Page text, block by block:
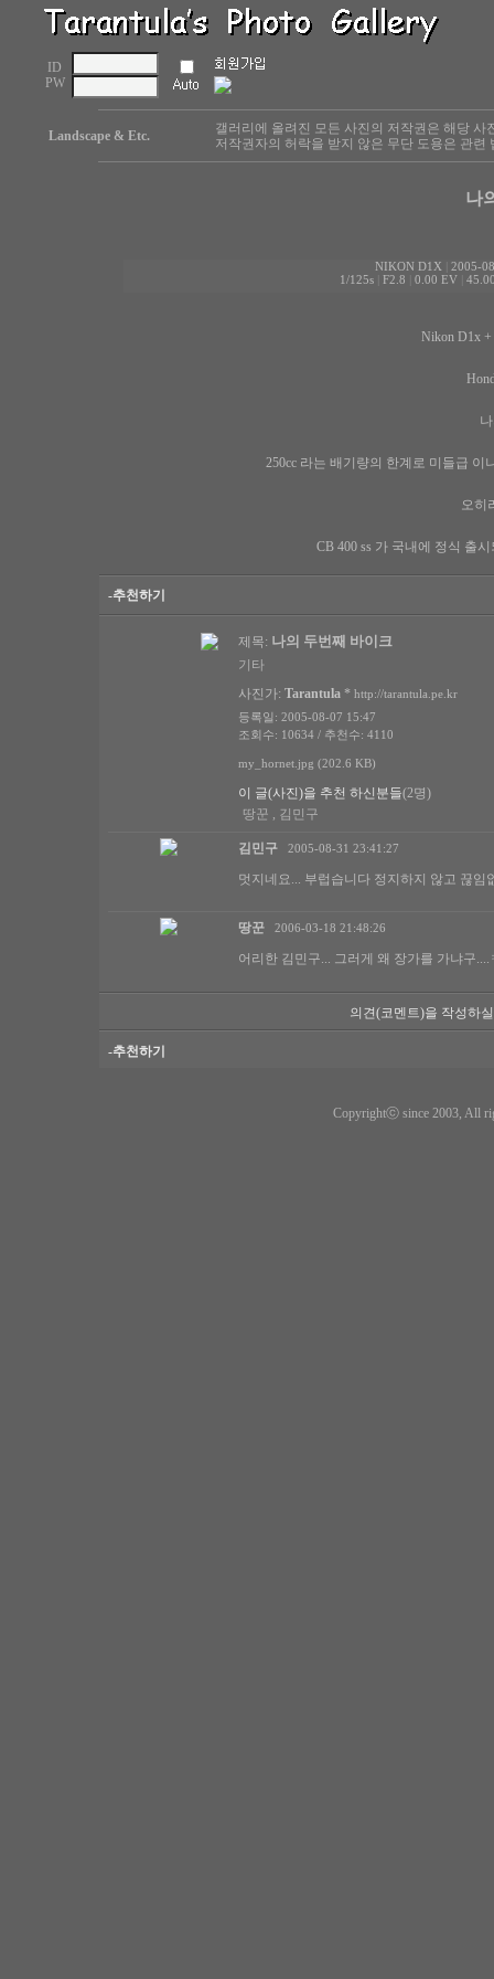
ID
PW
Landscape & Etc.
갤러리에 올려진 모든 사진의 저작권은 해당 사
저작권자의 허락을 받지 않은 무단 도용은 관련
나
NIKON D1X
2005-
1/125s| F2.8 0.00 EV|
Nikon D1x +
250cc 라는 배기량의 한계로 미들급
오히
CB 400 ss 가 국내에 정식 출
-추천하기
제목: 나의 두번째 바이크
기타
사진가: Tarantula * http://tarantula.pe.kr
등록일: 2005-08-07 15:47
조회수: 10634 / 추천수: 4110
my_hornet.jpg (202.6 KB)
이 글(사진)을 추천 하신분들(2명)
땅꾼 , 김민구
김민구 2005-08-31 23:41:27
멋지네요... 부럽습니다 정지하지 않고 끊
땅꾼 2006-03-18 21:48:26
어리한 김민구... 그러게 왜 장가를 가냐구....
의견(코멘트)을 작성하
-추천하기
Copyrightⓒ since 2003, All